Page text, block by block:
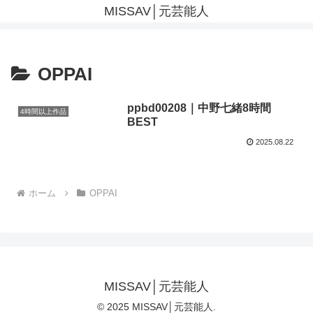
MISSAV│元芸能人
OPPAI
4時間以上作品
ppbd00208｜中野七緒8時間
BEST
2025.08.22
ホーム OPPAI
MISSAV│元芸能人
© 2025 MISSAV│元芸能人.